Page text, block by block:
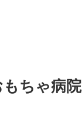
ちゃ病院